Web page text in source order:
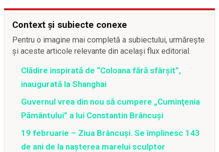
Context și subiecte conexe
Pentru o imagine mai completă a subiectului, urmărește
și aceste articole relevante din același flux editorial.
Clădire inspirată de “Coloana fără sfârşit”,
inaugurată la Shanghai
Guvernul vrea din nou să cumpere „Cuminţenia
Pământului” a lui Constantin Brâncuşi
19 februarie – Ziua Brâncuşi. Se împlinesc 143
de ani de la naşterea marelui sculptor